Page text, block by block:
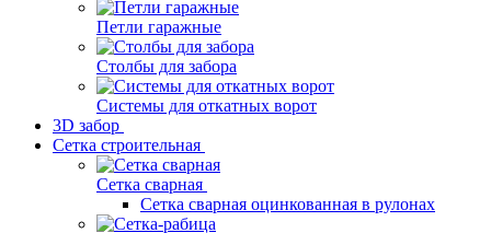
Петли гаражные
Столбы для забора
Системы для откатных ворот
3D забор
Сетка строительная
Сетка сварная
Сетка сварная оцинкованная в рулонах